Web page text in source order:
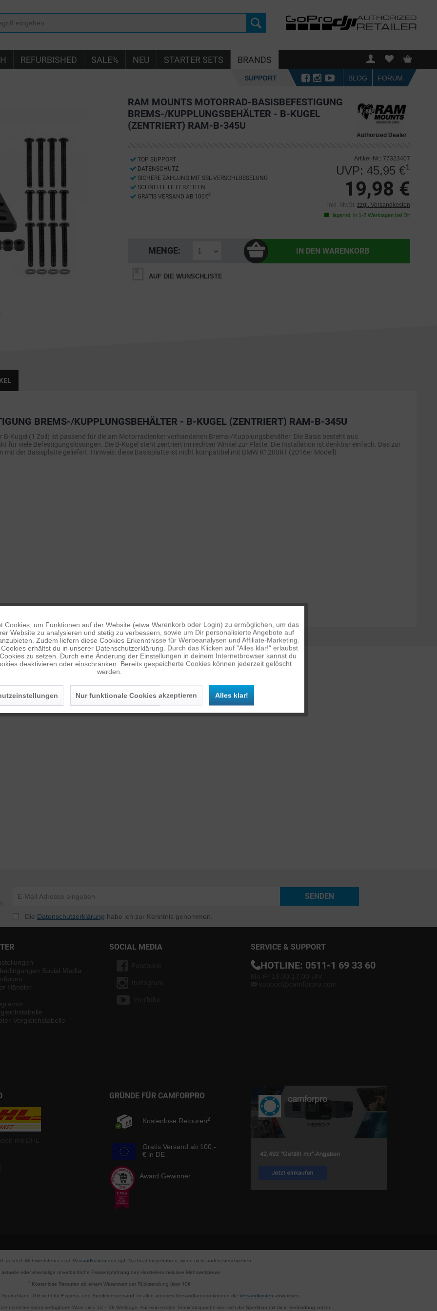
REFURBISHED SALE% NEU STARTER SETS BRANDS
SUPPORT BLOG FORUM
RAM MOUNTS MOTORRAD-BASISBEFESTIGUNG
BREMS-/KUPPLUNGSBEHÄLTER - B-KUGEL
(ZENTRIERT) RAM-B-345U
Authorized Dealer
TOP SUPPORT
DATENSCHUTZ
SICHERE ZAHLUNG MIT SSL-VERSCHLÜSSELUNG
SCHNELLE LIEFERZEITEN
GRATIS VERSAND AB 100€ 3
Artikel-Nr.: 77323407
UVP: 45,95 €1
19,98 €
inkl. MwSt. zzgl. Versandkosten
lagernd, in 1-2 Werktagen bei Dir
MENGE: IN DEN WARENKORB
AUF DIE WUNSCHLISTE
BREMS-/KUPPLUNGSBEHÄLTER - B-KUGEL (ZENTRIERT) RAM-B-345U
Kugel (1 Zoll) ist passend für die am Motorradlenker vorhandenen Brems-/Kupplungsbehälter. Die Basis besteht aus
für viele Befestigungslösungen. Die B-Kugel steht zentriert im rechten Winkel zur Platte. Die Installation ist denkbar einfach. Das zur
der Basisplatte geliefert. Hinweis: diese Basisplatte ist nicht kompatibel mit BMW R1200RT (2016er Modell)
SENDEN
Die Datenschutzerklärung habe ich zur Kenntnis genommen.
Social Media
Händler
Vergleichstabelle
SOCIAL MEDIA SERVICE & SUPPORT
HOTLINE: 0511-1 69 33 60
GRÜNDE FÜR CAMFORPRO
Kostenlose Retouren2
Gratis Versand ab 100,-
€ in DE
Award Gewinner
gesetzl. Mehrwertsteuer zzgl. Versandkosten und ggf. Nachnahmegebühren, wenn nicht anders beschrieben
aktuelle oder ehemalige unverbindliche Preisempfehlung des Herstellers inklusive Mehrwertsteuer
2Kostenlose Retouren ab einem Warenwert der Rücksendung über 40€
Gilt nicht für Express- und Speditionsversand. In allen anderen Versandländern können die Versandkosten abweichen.
bei sofort verfügbarer Ware circa 12 – 18 Werktage. Für eine exakte Terminabsprache wird sich die Spedition mit Dir in Verbindung setzen.
Aktiv
Inaktiv
Inaktiv
Cookies, um Funktionen auf der Website (etwa Warenkorb oder Login) zu ermöglichen, um das
Website zu analysieren und stetig zu verbessern, sowie um Dir personalisierte Angebote auf
Zudem liefern diese Cookies Erkenntnisse für Werbeanalysen und Affiliate-Marketing.
erhältst du in unserer Datenschutzerklärung. Durch das Klicken auf "Alles klar!" erlaubst
zu setzen. Durch eine Änderung der Einstellungen in deinem Internetbrowser kannst du
deaktivieren oder einschränken. Bereits gespeicherte Cookies können jederzeit gelöscht
werden.
Nur funktionale Cookies akzeptieren Alles klar!